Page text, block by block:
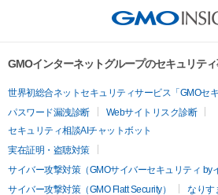
GMOインターネットグループのセキュリテ
世界初総合ネットセキュリティサービス「GMOセキ
パスワード漏洩診断
Webサイトリスク診断
セキュリティ相談AIチャットボット
実在証明・盗聴対策
サイバー攻撃対策（GMOサイバーセキュリティ by
サイバー攻撃対策（GMO Flatt Security）
なりす